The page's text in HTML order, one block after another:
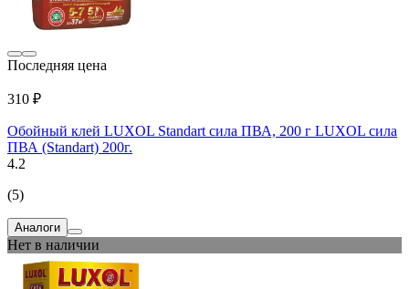
Последняя цена
310 ₽
Обойный клей LUXOL Standart сила ПВА, 200 г LUXOL сила
ПВА (Standart) 200г.
4.2
(5)
Аналоги
Нет в наличии